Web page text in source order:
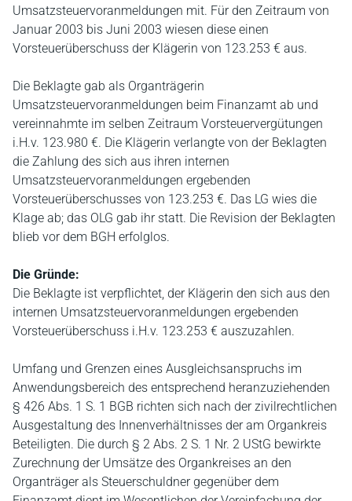
Umsatzsteuervoranmeldungen mit. Für den Zeitraum von
Januar 2003 bis Juni 2003 wiesen diese einen
Vorsteuerüberschuss der Klägerin von 123.253 € aus.
Die Beklagte gab als Organträgerin
Umsatzsteuervoranmeldungen beim Finanzamt ab und
vereinnahmte im selben Zeitraum Vorsteuervergütungen
i.H.v. 123.980 €. Die Klägerin verlangte von der Beklagten
die Zahlung des sich aus ihren internen
Umsatzsteuervoranmeldungen ergebenden
Vorsteuerüberschusses von 123.253 €. Das LG wies die
Klage ab; das OLG gab ihr statt. Die Revision der Beklagten
blieb vor dem BGH erfolglos.
Die Gründe:
Die Beklagte ist verpflichtet, der Klägerin den sich aus den
internen Umsatzsteuervoranmeldungen ergebenden
Vorsteuerüberschuss i.H.v. 123.253 € auszuzahlen.
Umfang und Grenzen eines Ausgleichsanspruchs im
Anwendungsbereich des entsprechend heranzuziehenden
§ 426 Abs. 1 S. 1 BGB richten sich nach der zivilrechtlichen
Ausgestaltung des Innenverhältnisses der am Organkreis
Beteiligten. Die durch § 2 Abs. 2 S. 1 Nr. 2 UStG bewirkte
Zurechnung der Umsätze des Organkreises an den
Organträger als Steuerschuldner gegenüber dem